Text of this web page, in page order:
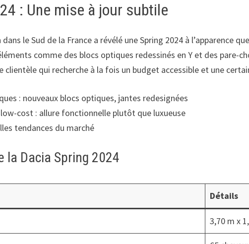
: Une mise à jour subtile
dans le Sud de la France a révélé une Spring 2024 à
comme des blocs optiques redessinés en Y et des
clientèle qui recherche à la fois un budget accessible et une
: nouveaux blocs optiques, jantes redesignées
cost : allure fonctionnelle plutôt que luxueuse
tendances du marché
la Dacia Spring 2024
Détails
3,70 m x